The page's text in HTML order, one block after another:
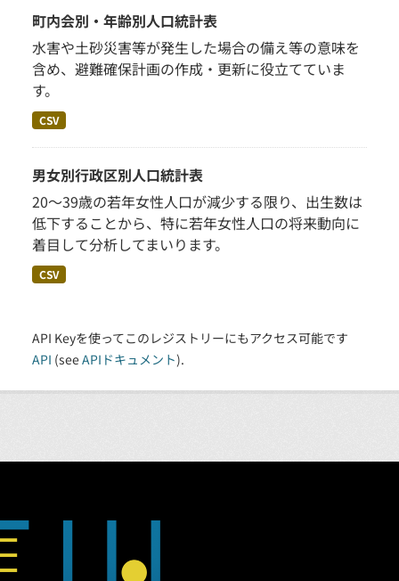
町内会別・年齢別人口統計表
水害や土砂災害等が発生した場合の備え等の意味を
含め、避難確保計画の作成・更新に役立てていま
す。
CSV
男女別行政区別人口統計表
20～39歳の若年女性人口が減少する限り、出生数は
低下することから、特に若年女性人口の将来動向に
着目して分析してまいります。
CSV
API Keyを使ってこのレジストリーにもアクセス可能です
API (seeAPIドキュメント).